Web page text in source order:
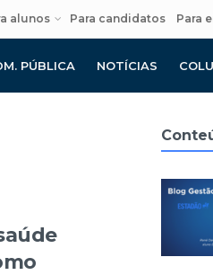
alunos Para candidatos Para
PÚBLICA NOTÍCIAS